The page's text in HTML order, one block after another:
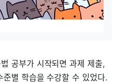
공부가 시작되면 과제 제출,
별 학습을 수강할 수 있었다.